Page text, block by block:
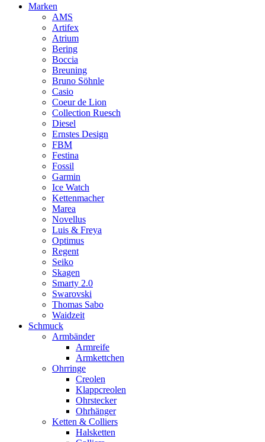
Marken
AMS
Artifex
Atrium
Bering
Boccia
Breuning
Bruno Söhnle
Casio
Coeur de Lion
Collection Ruesch
Diesel
Ernstes Design
FBM
Festina
Fossil
Garmin
Ice Watch
Kettenmacher
Marea
Novellus
Luis & Freya
Optimus
Regent
Seiko
Skagen
Smarty 2.0
Swarovski
Thomas Sabo
Waidzeit
Schmuck
Armbänder
Armreife
Armkettchen
Ohrringe
Creolen
Klappcreolen
Ohrstecker
Ohrhänger
Ketten & Colliers
Halsketten